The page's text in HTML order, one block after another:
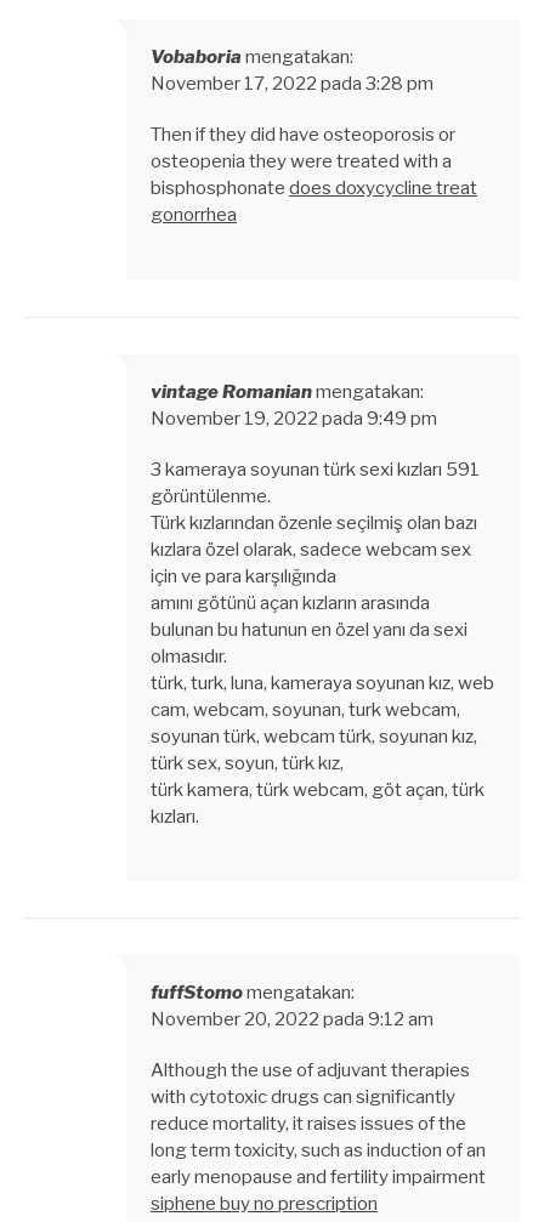
Vobaboria mengatakan:
November 17, 2022 pada 3:28 pm
Then if they did have osteoporosis or
osteopenia they were treated with a
bisphosphonate does doxycycline treat
gonorrhea
vintage Romanianmengatakan:
November 19, 2022 pada 9:49 pm
3 kameraya soyunan türk sexi kızları 591
görüntülenme.
Türk kızlarından özenle seçilmiş olan bazı
kızlara özel olarak, sadece webcam sex
için ve para karşılığında
amını götünü açan kızların arasında
bulunan bu hatunun en özel yanı da sexi
olmasıdır.
türk, turk, luna, kameraya soyunan kız, web
cam, webcam, soyunan, turk webcam,
soyunan türk, webcam türk, soyunan kız,
türk sex, soyun, türk kız,
türk kamera, türk webcam, göt açan, türk
kızları.
fuffStomomengatakan:
November 20, 2022 pada 9:12 am
Although the use of adjuvant therapies
with cytotoxic drugs can significantly
reduce mortality, it raises issues of the
long term toxicity, such as induction of an
early menopause and fertility impairment
siphene buy no prescription